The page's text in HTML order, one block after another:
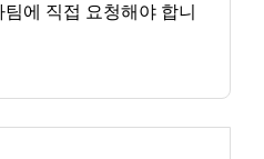
에 직접 요청해야 합니